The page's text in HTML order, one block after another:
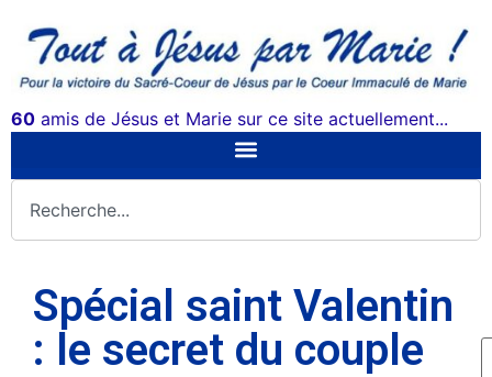
60 amis de Jésus et Marie sur ce site actuellement...
Spécial saint Valentin
: le secret du couple